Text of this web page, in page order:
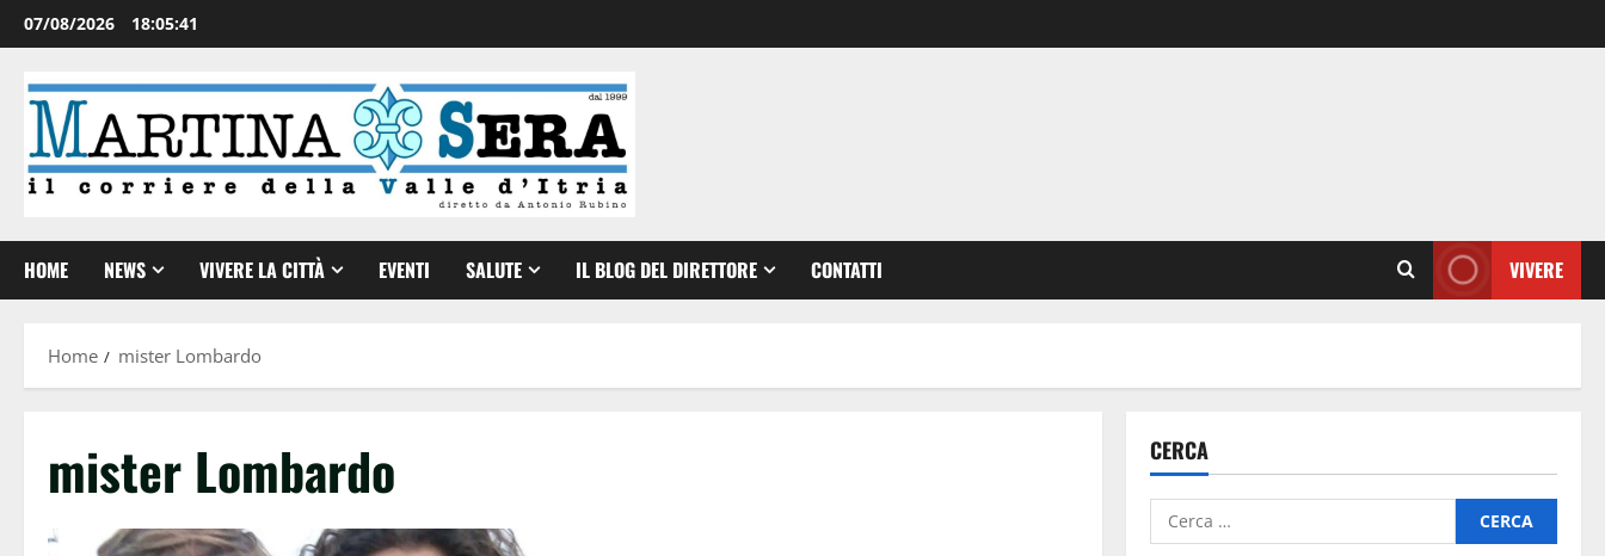
07/08/2026 18:05:41
HOME NEWS VIVERE LA CITTÀ EVENTI SALUTE IL BLOG DEL DIRETTORE CONTATTI VIVERE
Home mister Lombardo
mister Lombardo CERCA